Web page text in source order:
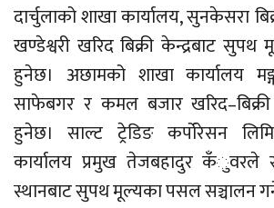
दार्चुलाको शाखा कार्यालय, सुनकेसरा
खण्डेश्वरी खरिद बिक्री केन्द्रबाट
हुनेछ। अछामको शाखा कार्यालय
साफेबगर र कमल बजार खरिद–बिक्री
हुनेछ। साल्ट ट्रेडिङ कर्पोरेसन
कार्यालय प्रमुख तेजबहादुर कँुवरले
स्थानबाट सुपथ मूल्यका पसल सञ्चालन